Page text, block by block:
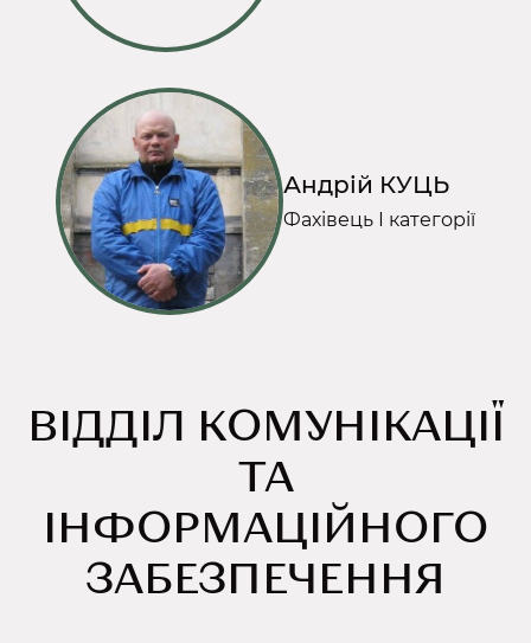
Андрій КУЦЬ
Фахівець І категорії
ВІДДІЛ КОМУНІКАЦІЇ
ТА
ІНФОРМАЦІЙНОГО
ЗАБЕЗПЕЧЕННЯ